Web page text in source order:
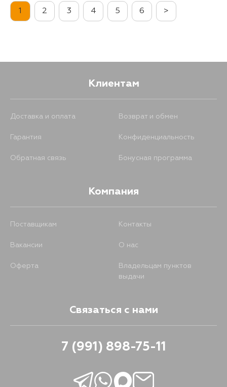
1 2 3 4 5 6 >
Клиентам
Доставка и оплата Возврат и обмен
Гарантия Конфиденциальность
Обратная связь Бонусная программа
Компания
Поставщикам Контакты
Вакансии О нас
Оферта
Владельцам пунктов
выдачи
Связаться с нами
7 (991) 898-75-11